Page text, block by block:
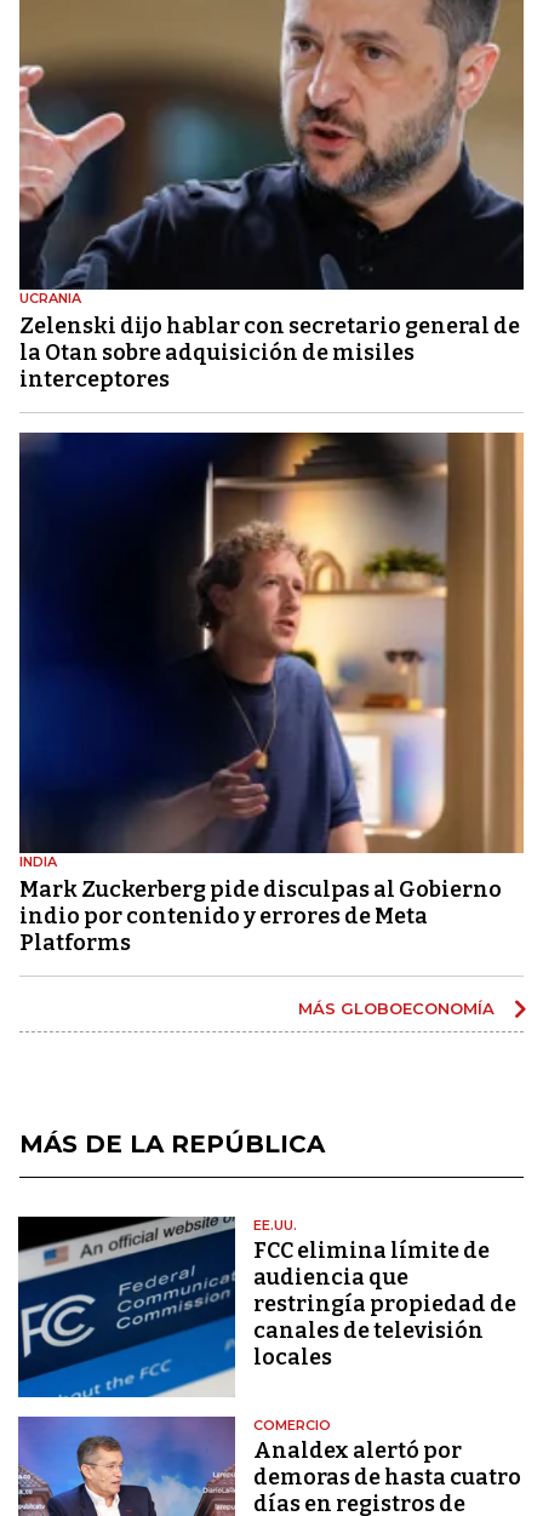
UCRANIA
Zelenski dijo hablar con secretario general de
la Otan sobre adquisición de misiles
interceptores
INDIA
Mark Zuckerberg pide disculpas al Gobierno
indio por contenido y errores de Meta
Platforms
MÁS GLOBOECONOMÍA
MÁS DE LA REPÚBLICA
EE.UU.
FCC elimina límite de
audiencia que
restringía propiedad de
canales de televisión
locales
COMERCIO
Analdex alertó por
demoras de hasta cuatro
días en registros de